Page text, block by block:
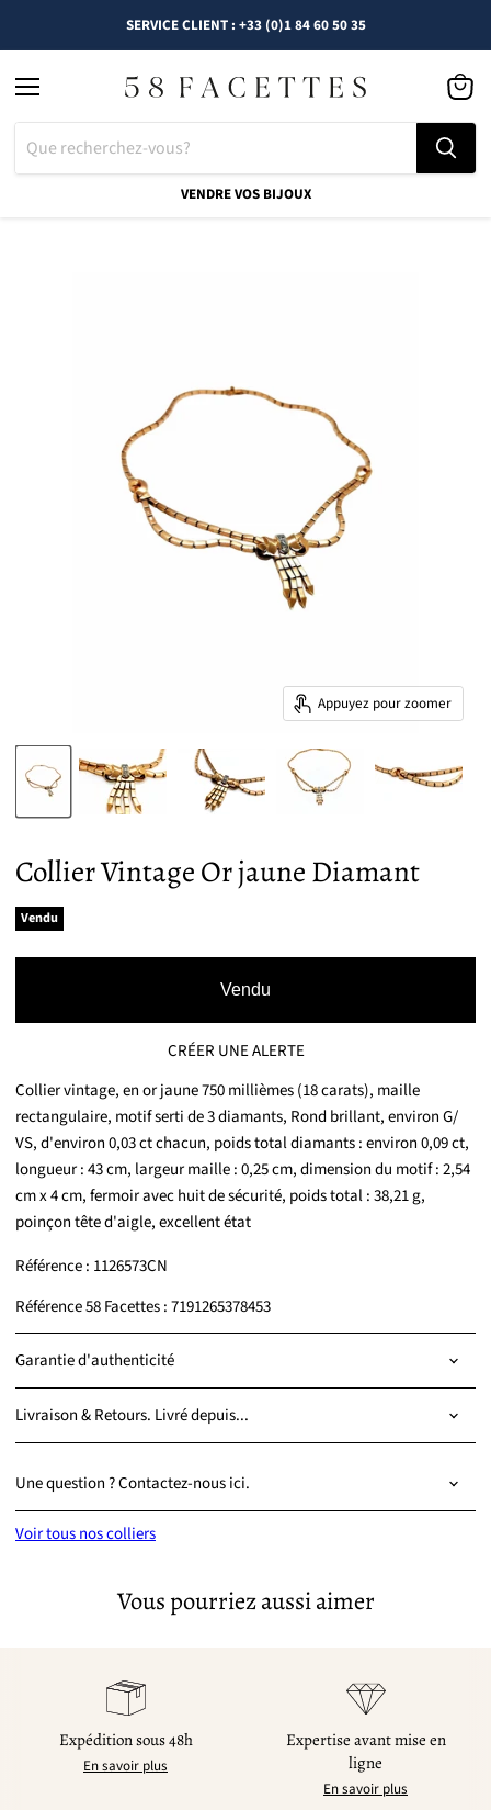
SERVICE CLIENT : +33 (0)1 84 60 50 35
VENDRE VOS BIJOUX
le
panier
Appuyez pour zoomer
Collier Vintage Or jaune Diamant
Vendu
Vendu
CRÉER UNE ALERTE
Collier vintage, en or jaune 750 millièmes (18 carats), maille
rectangulaire, motif serti de 3 diamants, Rond brillant, environ G/
VS, d'environ 0,03 ct chacun, poids total diamants : environ 0,09 ct,
longueur : 43 cm, largeur maille : 0,25 cm, dimension du motif : 2,54
cm x 4 cm, fermoir avec huit de sécurité, poids total : 38,21 g,
poinçon tête d'aigle, excellent état
Référence : 1126573CN
Référence 58 Facettes : 7191265378453
Garantie d'authenticité
Livraison & Retours. Livré depuis...
Une question ? Contactez-nous ici.
Voir tous nos colliers
Vous pourriez aussi aimer
Expédition sous 48h
En savoir plus
Expertise avant mise en
ligne
En savoir plus